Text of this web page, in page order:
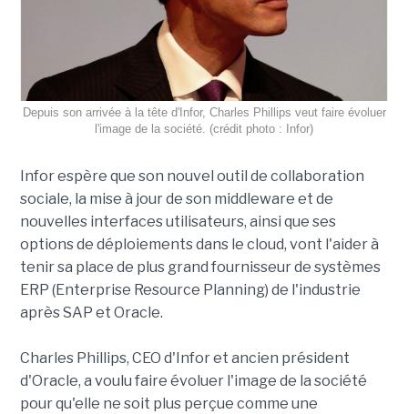
Depuis son arrivée à la tête d'Infor, Charles Phillips veut faire évoluer
l'image de la société. (crédit photo : Infor)
Infor espère que son nouvel outil de collaboration
sociale, la mise à jour de son middleware et de
nouvelles interfaces utilisateurs, ainsi que ses
options de déploiements dans le cloud, vont l'aider à
tenir sa place de plus grand fournisseur de systèmes
ERP (Enterprise Resource Planning) de l'industrie
après SAP et Oracle.
Charles Phillips, CEO d'Infor et ancien président
d'Oracle, a voulu faire évoluer l'image de la société
pour qu'elle ne soit plus perçue comme une